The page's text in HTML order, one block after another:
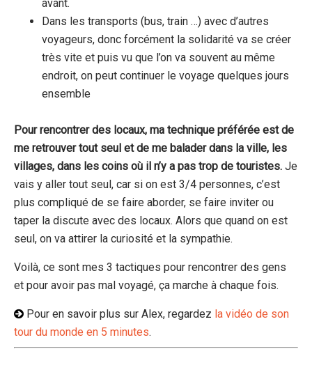
avant.
Dans les transports (bus, train …) avec d’autres
voyageurs, donc forcément la solidarité va se créer
très vite et puis vu que l’on va souvent au même
endroit, on peut continuer le voyage quelques jours
ensemble
Pour rencontrer des locaux, ma technique préférée est de
me retrouver tout seul et de me balader dans la ville, les
villages, dans les coins où il n’y a pas trop de touristes. Je
vais y aller tout seul, car si on est 3/4 personnes, c’est
plus compliqué de se faire aborder, se faire inviter ou
taper la discute avec des locaux. Alors que quand on est
seul, on va attirer la curiosité et la sympathie.
Voilà, ce sont mes 3 tactiques pour rencontrer des gens
et pour avoir pas mal voyagé, ça marche à chaque fois.
Pour en savoir plus sur Alex, regardez la vidéo de son
tour du monde en 5 minutes.